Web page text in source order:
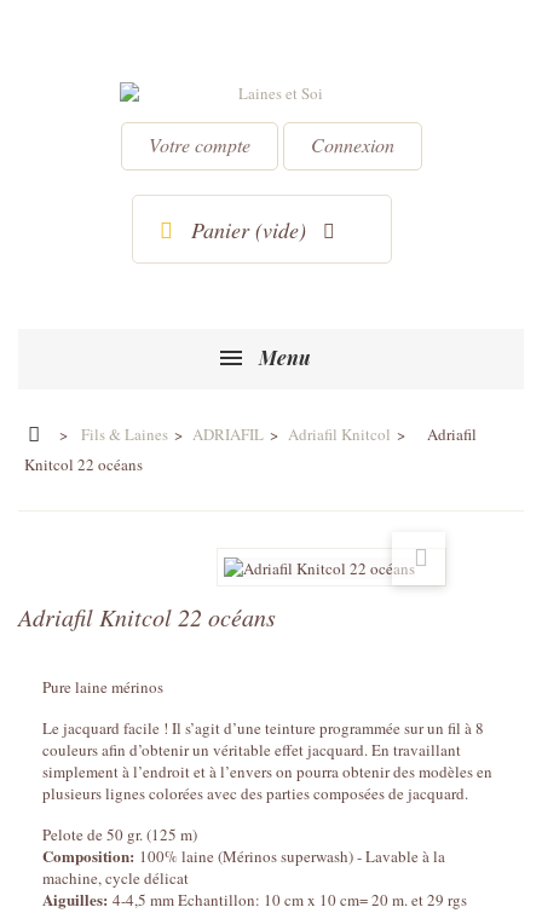
Votre compte Connexion
Panier (vide)
Menu
> Fils & Laines > ADRIAFIL > Adriafil Knitcol >
Adriafil
Knitcol 22 océans
Adriafil Knitcol 22 océans
Pure laine mérinos
Le jacquard facile ! Il s’agit d’une teinture programmée sur un fil à 8
couleurs afin d’obtenir un véritable effet jacquard. En travaillant
simplement à l’endroit et à l’envers on pourra obtenir des modèles en
plusieurs lignes colorées avec des parties composées de jacquard.
Pelote de 50 gr. (125 m)
Composition: 100% laine (Mérinos superwash) - Lavable à la
machine, cycle délicat
Aiguilles: 4-4,5 mm Echantillon: 10 cm x 10 cm= 20 m. et 29 rgs